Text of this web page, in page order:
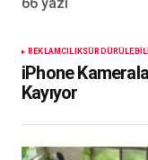
REKLAMCILIK
iPhone
Kayıyor